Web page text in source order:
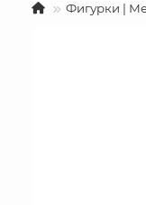
Фигурки |